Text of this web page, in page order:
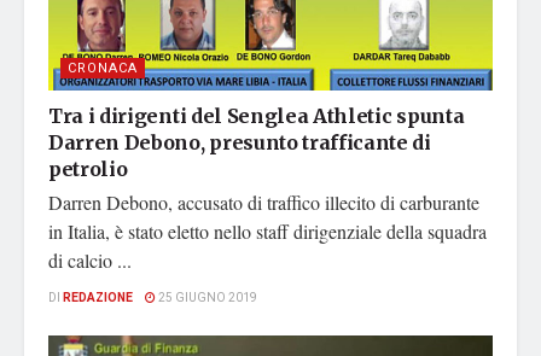
CRONACA
Tra i dirigenti del Senglea Athletic spunta
Darren Debono, presunto trafficante di
petrolio
Darren Debono, accusato di traffico illecito di carburante
in Italia, è stato eletto nello staff dirigenziale della squadra
di calcio ...
DI REDAZIONE 25 GIUGNO 2019